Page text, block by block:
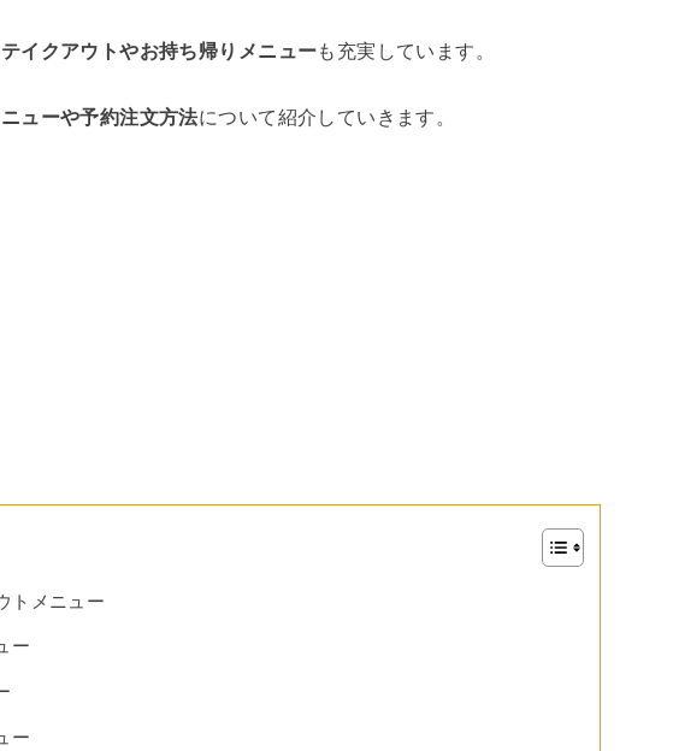
テイクアウトやお持ち帰りメニューも充実しています。
ューや予約注文方法について紹介していきます。
トメニュー
ー
ー